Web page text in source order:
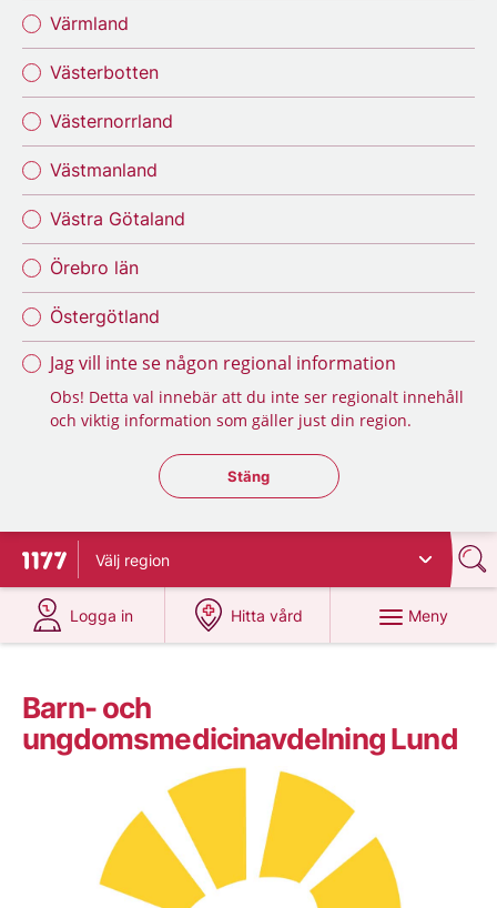
Värmland
Västerbotten
Västernorrland
Västmanland
Västra Götaland
Örebro län
Östergötland
Jag vill inte se någon regional information
Obs! Detta val innebär att du inte ser regionalt innehåll
och viktig information som gäller just din region.
Stäng regionsväljaren
Stäng
Till startsidan för 1177
Välj region
Logga in
på 1177.se
Hitta vård
på 1177.se
Meny
Barn- och
ungdomsmedicinavdelning Lund